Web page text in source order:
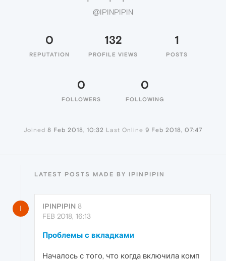
@IPINPIPIN
0
REPUTATION
132
PROFILE VIEWS
1
POSTS
0
FOLLOWERS
0
FOLLOWING
Joined 8 Feb 2018, 10:32 Last Online 9 Feb 2018, 07:47
LATEST POSTS MADE BY IPINPIPIN
I IPINPIPIN 8
FEB 2018, 16:13
Проблемы с вкладками
Началось с того, что когда включила комп